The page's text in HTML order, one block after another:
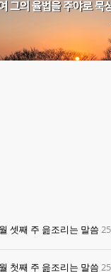
셋째 주 읊조리는 말씀
첫째 주 읊조리는 말씀